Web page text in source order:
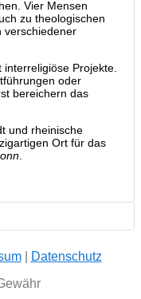
Vier Mensen
zu theologischen
verschiedener
Projekte.
oder
bereichern das
und rheinische
Ort für das
|
Datenschutz